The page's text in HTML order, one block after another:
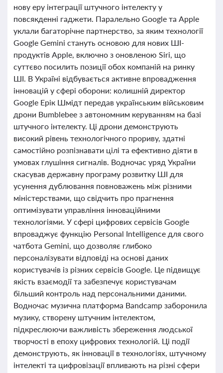
нову еру інтеграції штучного інтелекту у
повсякденні гаджети. Паралельно Google та Apple
уклали багаторічне партнерство, за яким технології
Google Gemini стануть основою для нових ШІ-
продуктів Apple, включно з оновленою Siri, що
суттєво посилить позиції обох компаній на ринку
ШІ. В Україні відбувається активне впровадження
інновацій у сфері оборони: колишній директор
Google Ерік Шмідт передав українським військовим
дрони Bumblebee з автономним керуванням на базі
штучного інтелекту. Ці дрони демонструють
високий рівень технологічного прориву, здатні
самостійно розпізнавати цілі та ефективно діяти в
умовах глушіння сигналів. Водночас уряд України
скасував державну програму розвитку ШІ для
усунення дублювання повноважень між різними
міністерствами, що свідчить про прагнення
оптимізувати управління інноваційними
технологіями. У сфері цифрових сервісів Google
впроваджує функцію Personal Intelligence для свого
чатбота Gemini, що дозволяє глибоко
персоналізувати відповіді на основі даних
користувачів із різних сервісів Google. Це підвищує
якість взаємодії та забезпечує користувачам
більший контроль над персональними даними.
Водночас музична платформа Bandcamp заборонила
музику, створену штучним інтелектом,
підкреслюючи важливість збереження людської
творчості в епоху цифрових технологій. Ці події
демонструють, як інновації в технологіях, штучному
інтелекті та цифровізації впливають на різні сфери